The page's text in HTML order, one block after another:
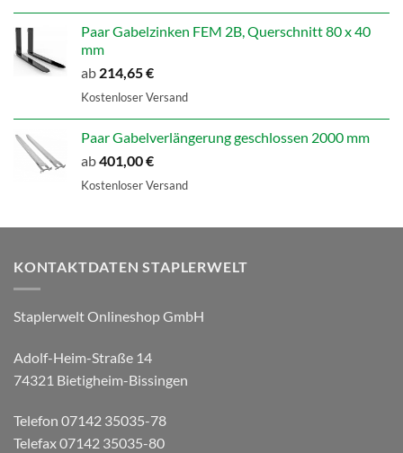
Paar Gabelzinken FEM 2B, Querschnitt 80 x 40
mm
ab 214,65€
Kostenloser Versand
Paar Gabelverlängerung geschlossen 2000 mm
ab401,00€
Kostenloser Versand
KONTAKTDATEN STAPLERWELT
Staplerwelt Onlineshop GmbH
Adolf-Heim-Straße 14
74321 Bietigheim-Bissingen
Telefon 07142 35035-78
Telefax 07142 35035-80